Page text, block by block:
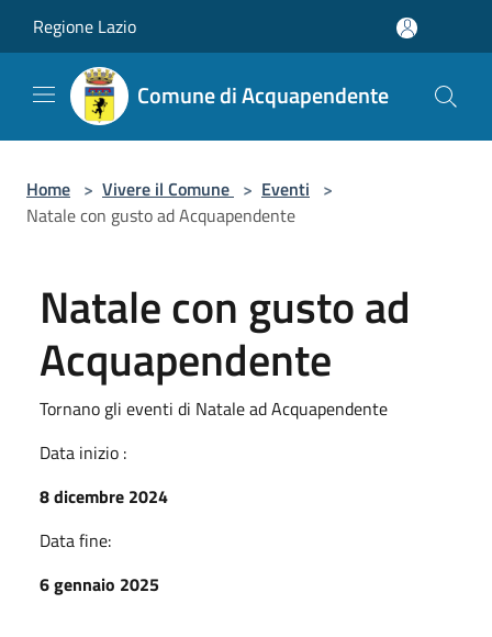
Regione Lazio
Comune di Acquapendente
Home > Vivere il Comune > Eventi >
Natale con gusto ad Acquapendente
Natale con gusto ad
Acquapendente
Tornano gli eventi di Natale ad Acquapendente
Data inizio :
8 dicembre 2024
Data fine:
6 gennaio 2025